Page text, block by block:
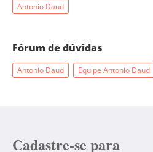
Antonio Daud
Fórum de dúvidas
Antonio Daud Equipe Antonio Daud
Cadastre-se para